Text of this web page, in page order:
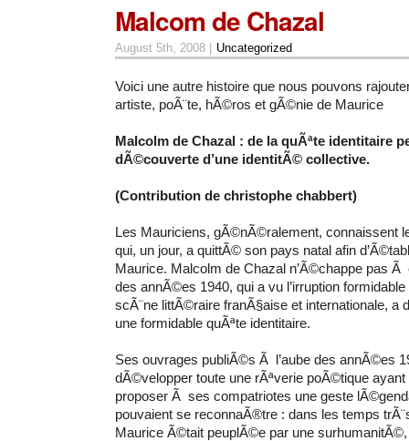
Malcom de Chazal
August 5th, 2008 | Uncategorized
Voici une autre histoire que nous pouvons
artiste, poÃ¨te, hÃ©ros et gÃ©nie de Maurice
Malcolm de Chazal : de la quÃªte identitaire
dÃ©couverte d’une identitÃ© collective.
(Contribution de christophe chabbert)
Les Mauriciens, gÃ©nÃ©ralement, connaissent
qui, un jour, a quittÃ© son pays natal afin
Maurice. Malcolm de Chazal n’Ã©chappe pas Ã
des annÃ©es 1940, qui a vu l’irruption
scÃ¨ne littÃ©raire franÃ§aise et internationale,
une formidable quÃªte identitaire.
Ses ouvrages publiÃ©s Ã l’aube des annÃ©es
dÃ©velopper toute une rÃªverie poÃ©tique
proposer Ã ses compatriotes une geste
pouvaient se reconnaÃ®tre : dans les temps
Maurice Ã©tait peuplÃ©e par une